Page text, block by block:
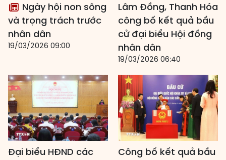
Ngày hội non sông
và trọng trách trước
nhân dân
19/03/2026 09:00
Lâm Đồng, Thanh Hóa
công bố kết quả bầu
cử đại biểu Hội đồng
nhân dân
19/03/2026 06:40
Đại biểu HĐND các
Công bố kết quả bầu